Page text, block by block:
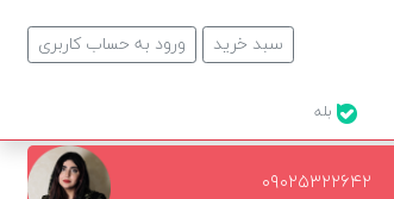
ورود به حساب کاربری سبد خرید
۰۹۰۲۵۳۲۲۶۴۲